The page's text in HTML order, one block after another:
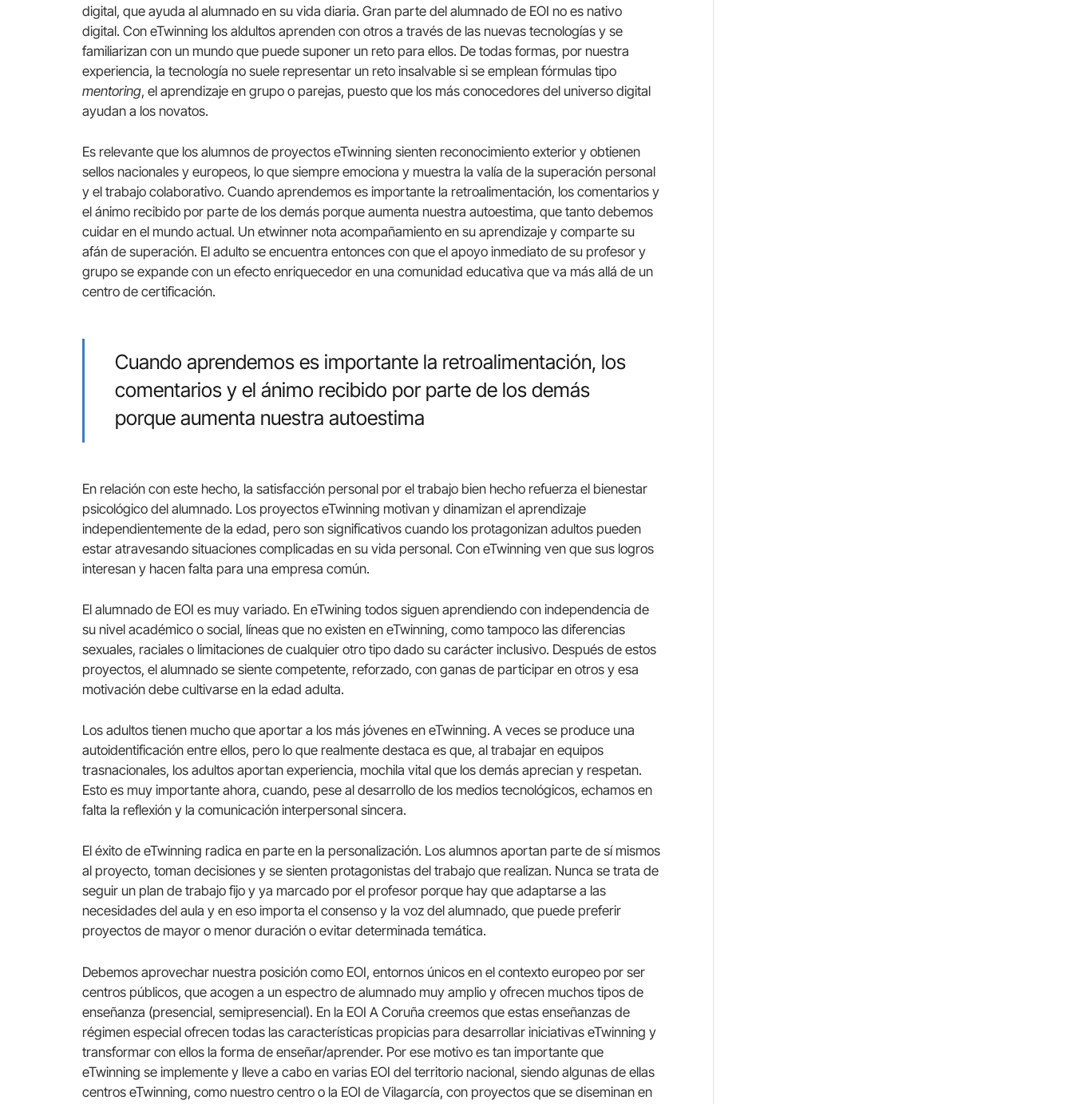
digital, que ayuda al alumnado en su vida diaria. Gran parte del alumnado de EOI no es nativo
digital. Con eTwinning los aldultos aprenden con otros a través de las nuevas tecnologías y se
familiarizan con un mundo que puede suponer un reto para ellos. De todas formas, por nuestra
experiencia, la tecnología no suele representar un reto insalvable si se emplean fórmulas tipo
mentoring, el aprendizaje en grupo o parejas, puesto que los más conocedores del universo digital
ayudan a los novatos.
Es relevante que los alumnos de proyectos eTwinning sienten reconocimiento exterior y obtienen
sellos nacionales y europeos, lo que siempre emociona y muestra la valía de la superación personal
y el trabajo colaborativo. Cuando aprendemos es importante la retroalimentación, los comentarios y
el ánimo recibido por parte de los demás porque aumenta nuestra autoestima, que tanto debemos
cuidar en el mundo actual. Un etwinner nota acompañamiento en su aprendizaje y comparte su
afán de superación. El adulto se encuentra entonces con que el apoyo inmediato de su profesor y
grupo se expande con un efecto enriquecedor en una comunidad educativa que va más allá de un
centro de certificación.
Cuando aprendemos es importante la retroalimentación, los
comentarios y el ánimo recibido por parte de los demás
porque aumenta nuestra autoestima
En relación con este hecho, la satisfacción personal por el trabajo bien hecho refuerza el bienestar
psicológico del alumnado. Los proyectos eTwinning motivan y dinamizan el aprendizaje
independientemente de la edad, pero son significativos cuando los protagonizan adultos pueden
estar atravesando situaciones complicadas en su vida personal. Con eTwinning ven que sus logros
interesan y hacen falta para una empresa común.
El alumnado de EOI es muy variado. En eTwining todos siguen aprendiendo con independencia de
su nivel académico o social, líneas que no existen en eTwinning, como tampoco las diferencias
sexuales, raciales o limitaciones de cualquier otro tipo dado su carácter inclusivo. Después de estos
proyectos, el alumnado se siente competente, reforzado, con ganas de participar en otros y esa
motivación debe cultivarse en la edad adulta.
Los adultos tienen mucho que aportar a los más jóvenes en eTwinning. A veces se produce una
autoidentificación entre ellos, pero lo que realmente destaca es que, al trabajar en equipos
trasnacionales, los adultos aportan experiencia, mochila vital que los demás aprecian y respetan.
Esto es muy importante ahora, cuando, pese al desarrollo de los medios tecnológicos, echamos en
falta la reflexión y la comunicación interpersonal sincera.
El éxito de eTwinning radica en parte en la personalización. Los alumnos aportan parte de sí mismos
al proyecto, toman decisiones y se sienten protagonistas del trabajo que realizan. Nunca se trata de
seguir un plan de trabajo fijo y ya marcado por el profesor porque hay que adaptarse a las
necesidades del aula y en eso importa el consenso y la voz del alumnado, que puede preferir
proyectos de mayor o menor duración o evitar determinada temática.
Debemos aprovechar nuestra posición como EOI, entornos únicos en el contexto europeo por ser
centros públicos, que acogen a un espectro de alumnado muy amplio y ofrecen muchos tipos de
enseñanza (presencial, semipresencial). En la EOI A Coruña creemos que estas enseñanzas de
régimen especial ofrecen todas las características propicias para desarrollar iniciativas eTwinning y
transformar con ellos la forma de enseñar/aprender. Por ese motivo es tan importante que
eTwinning se implemente y lleve a cabo en varias EOI del territorio nacional, siendo algunas de ellas
centros eTwinning, como nuestro centro o la EOI de Vilagarcía, con proyectos que se diseminan en